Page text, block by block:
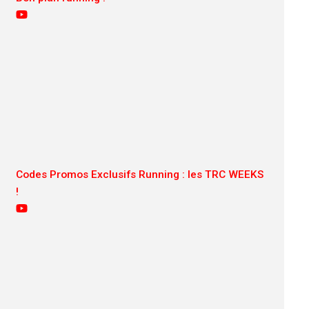
Codes Promos Exclusifs Running : les TRC WEEKS
!